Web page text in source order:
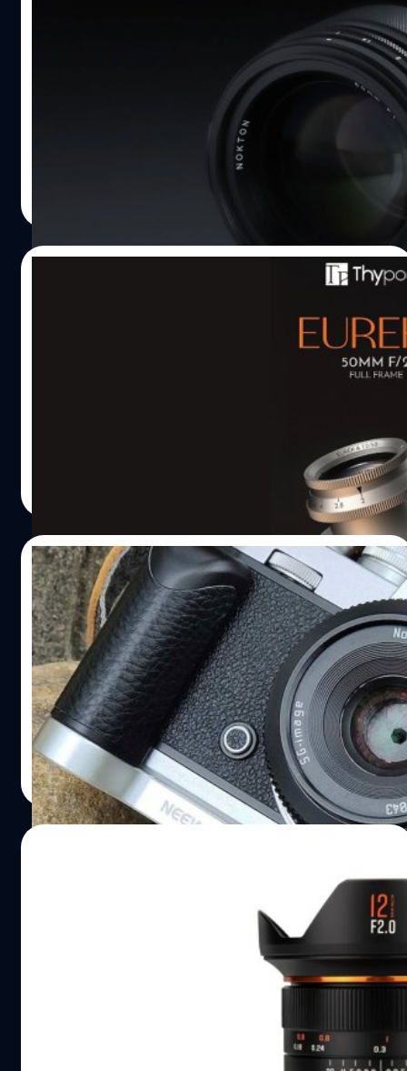
Display, Peaking และลูกศร Focus Guide ของดีของค่าย
แคนนอนได้อีกด้วย สเปก Voigtlander NOKTON 75mm F1.5
Aspherical RF ราคา Voigtlander NOKTON…
อัปเดตวันวางจำหน่าย Voigtlander Nokton
50mm F1 Aspherical เมาท์ Sony E
หลังจากเปิดตัวไปในเดือนกุมภาพันธ์ที่ผ่านมา กับ
'Voigtlander Nokton 50mm F1 Aspherical' เลนส์มือหมุน
สุดไวแสงสำหรับกล้องฟูลเฟรมมิเรอร์เลส Sony E-mount
ล่าสุดทาง Cosina ได้ประกาศววันวางจำหน่ายอย่างเป็น
ทางการแล้วครับ ในวันที่ 19 มีนาคม 2024 ความพิเศษของ
เลนส์มือหมุนค่ายนี้คือมีหน้าสัมผัสไฟฟ้าที่ท้ายเลนส์ ทำให้ตัว
เลนส์สามารถสื่อสารกับบอดีกล้องได้ครับ ไม่ว่าจะเป็นข้อมูล
สเปก Voigtlander Nokton 50mm F1 Aspherical Sony E-
mount ดีไซน์คลาสสิก เตรียมเปิดตัวเร็ว ๆ นี้
ค่ายเลนส์อิสระ Thypoch ได้โชว์ตัวเลนส์มือหมุนฟูลเฟรม M-
รับแรงบันดาลใจมาจากเลนส์ในยุค 1940s นั้นเองครับ ใน
หน้าตากระบอกเลนส์แบบ Collapsible ยืดหดได้ พร้อม
โครงสร้างชิ้นเลนส์แบบ Double Gauss และเคลมว่าป้องกัน
แสงสะท้อนหรือแสงแฟลร์ได้อย่างดีเยี่ยม สเปก Thypoch
Eureka 50mm F2 น่าเสียดายที่ในตอนนี้ยังไม่มีข้อมูล
กำหนดการเปิดตัวหรือในด้านราคาออกมาครับ
03/03/2024
เปิดตัว SG-IMAGE 25mm F1.8 เลนส์มือหมุน
APS-C ตัวจิ๋ว ราคาประหยัด
ค่ายเลนส์อิสระจากจีนแผ่นดินใหญ่ SG-IMAGE เปิดตัว
'25mm F1.8' เลนส์มือหมุน APS-C ขนาดตัวกะทัดรัดในราคา
สุดประหยัด รองรับเมาท์ Sony E, Nikon Z, Fuji X, Canon
RF/EOS-M, M4/3, และ L mount ซึ่งเจ้าเลนส์ตัวนี้มีน้ำหนัก
เพียง 185 กรัมเท่านั้นครับ แม้จะดูเบาแต่กระบอกเลนส์ทำจาก
โลหะทั้งตัว มั่นใจว่าแข็งแรงทนทานแน่นอนตามสไตล์เลนส์มือ
หมุน สเปก SG-IMAGE 25mm F1.8 ราคา SG-IMAGE 25mm
F1.8 มีราคาค่าตัวอยู่ที่ 40 เหรียญ (ประมาณ 1,400 บาท)
บดินทร์ ตันวิเชียร| 887 days ago
Read More
เปิดตัว Brightin Star 12mm F2 III เลนส์มือ
หมุนมุมกว้าง สำหรับมิเรอร์เลส APS-C
ค่ายเลนส์อิสระ Xingyao Optical ประกาศเปิดตัว 'Brightin
Star 12mm F2 III' เลนส์มือหมุนช่วงมุมกว้างไวแสงรุ่นใหม่
สำหรับกล้องมิเรอร์เลส APS-C ในเมาท์ Canon RF/EOS-M,
F2.0 III ตัวนี้ ถ้าเทียบกับกล้องฟูลเฟรมแล้วจะได้ทางยาว
โฟกัสประมาณ 18mm ในช่วง Ultra-Wide นั้นเองครับ กับน้ำ